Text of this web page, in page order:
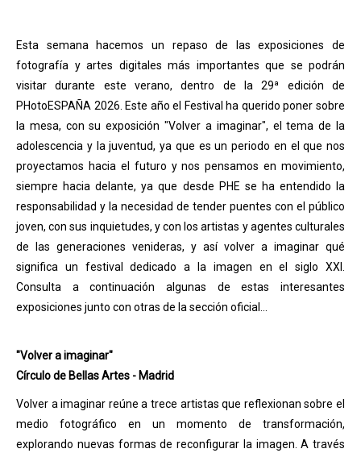
Esta semana hacemos un repaso de las exposiciones de
fotografía y artes digitales más importantes que se podrán
visitar durante este verano, dentro de la 29ª edición de
PHotoESPAÑA 2026. Este año el Festival ha querido poner sobre
la mesa, con su exposición "Volver a imaginar", el tema de la
adolescencia y la juventud, ya que es un periodo en el que nos
proyectamos hacia el futuro y nos pensamos en movimiento,
siempre hacia delante, ya que desde PHE se ha entendido la
responsabilidad y la necesidad de tender puentes con el público
joven, con sus inquietudes, y con los artistas y agentes culturales
de las generaciones venideras, y así volver a imaginar qué
significa un festival dedicado a la imagen en el siglo XXI.
Consulta a continuación algunas de estas interesantes
exposiciones junto con otras de la sección oficial...
"Volver a imaginar"
Círculo de Bellas Artes - Madrid
Volver a imaginar reúne a trece artistas que reflexionan sobre el
medio fotográfico en un momento de transformación,
explorando nuevas formas de reconfigurar la imagen. A través